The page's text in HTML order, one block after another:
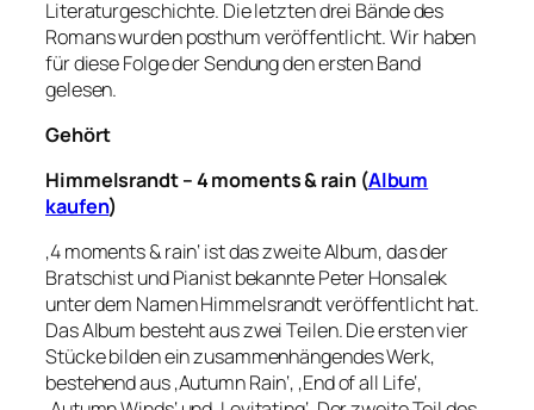
Literaturgeschichte. Die letzten drei Bände des
Romans wurden posthum veröffentlicht. Wir haben
für diese Folge der Sendung den ersten Band
gelesen.
Gehört
Himmelsrandt – 4 moments & rain (Album
kaufen)
‚4 moments & rain‘ ist das zweite Album, das der
Bratschist und Pianist bekannte Peter Honsalek
unter dem Namen Himmelsrandt veröffentlicht hat.
Das Album besteht aus zwei Teilen. Die ersten vier
Stücke bilden ein zusammenhängendes Werk,
bestehend aus ‚Autumn Rain‘, ‚End of all Life‘,